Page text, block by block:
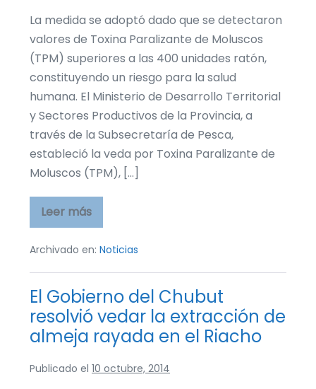
La medida se adoptó dado que se detectaron
valores de Toxina Paralizante de Moluscos
(TPM) superiores a las 400 unidades ratón,
constituyendo un riesgo para la salud
humana. El Ministerio de Desarrollo Territorial
y Sectores Productivos de la Provincia, a
través de la Subsecretaría de Pesca,
estableció la veda por Toxina Paralizante de
Moluscos (TPM), […]
Leer más
El
Gobierno
Chubut
vedar
extracción
de
caracol
pie
rojo
en
Playa
Larralde
Archivado en: Noticias
El Gobierno del Chubut
resolvió vedar la extracción de
almeja rayada en el Riacho
Publicado el 10 octubre, 2014